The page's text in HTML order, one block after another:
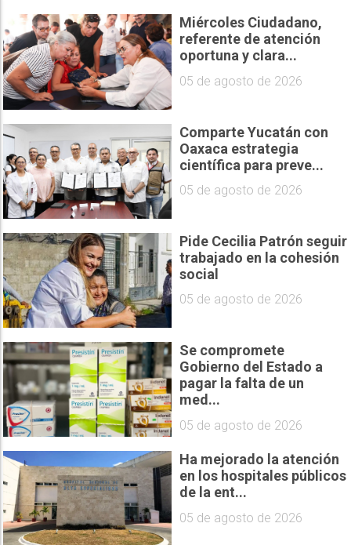
Miércoles Ciudadano,
referente de atención
oportuna y clara...
05 de agosto de 2026
Comparte Yucatán con
Oaxaca estrategia
científica para preve...
05 de agosto de 2026
Pide Cecilia Patrón seguir
trabajado en la cohesión
social
05 de agosto de 2026
Se compromete
Gobierno del Estado a
pagar la falta de un
med...
05 de agosto de 2026
Ha mejorado la atención
en los hospitales públicos
de la ent...
05 de agosto de 2026